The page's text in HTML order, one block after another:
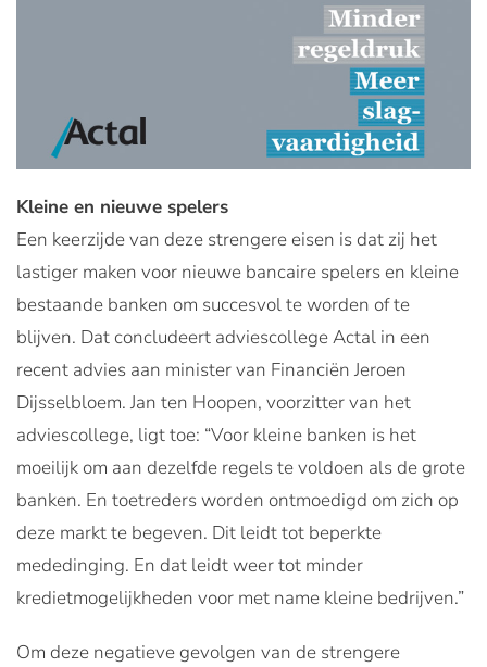
Kleine en nieuwe spelers
Een keerzijde van deze strengere eisen is dat zij het
lastiger maken voor nieuwe bancaire spelers en kleine
bestaande banken om succesvol te worden of te
blijven. Dat concludeert adviescollege Actal in een
recent advies aan minister van Financiën Jeroen
Dijsselbloem. Jan ten Hoopen, voorzitter van het
adviescollege, ligt toe: “Voor kleine banken is het
moeilijk om aan dezelfde regels te voldoen als de grote
banken. En toetreders worden ontmoedigd om zich op
deze markt te begeven. Dit leidt tot beperkte
mededinging. En dat leidt weer tot minder
kredietmogelijkheden voor met name kleine bedrijven.”
Om deze negatieve gevolgen van de strengere